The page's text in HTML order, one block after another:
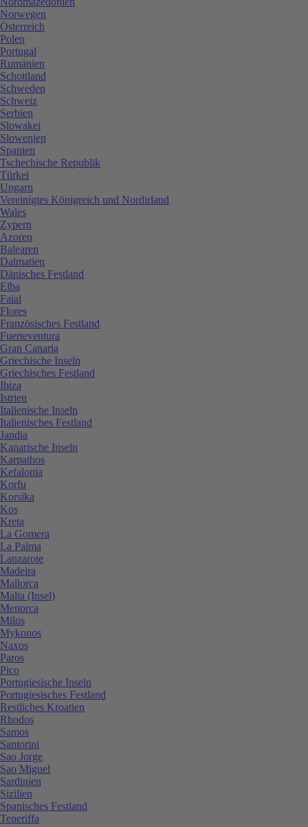
Norwegen
Österreich
Polen
Portugal
Rumänien
Schottland
Schweden
Schweiz
Serbien
Slowakei
Slowenien
Spanien
Tschechische Republik
Türkei
Ungarn
Vereinigtes Königreich und Nordirland
Wales
Zypern
Azoren
Balearen
Dalmatien
Dänisches Festland
Elba
Faial
Flores
Französisches Festland
Fuerteventura
Gran Canaria
Griechische Inseln
Griechisches Festland
Ibiza
Istrien
Italienische Inseln
Italienisches Festland
Jandia
Kanarische Inseln
Karpathos
Kefalonia
Korfu
Korsika
Kos
Kreta
La Gomera
La Palma
Lanzarote
Madeira
Mallorca
Malta (Insel)
Menorca
Milos
Mykonos
Naxos
Paros
Pico
Portugiesische Inseln
Portugiesisches Festland
Restliches Kroatien
Rhodos
Samos
Santorini
Sao Jorge
Sao Miguel
Sardinien
Sizilien
Spanisches Festland
Teneriffa